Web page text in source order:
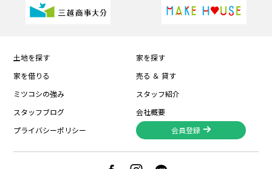
土地を探す
家を探す
家を借りる
売る ＆ 貸す
ミツコシの強み
スタッフ紹介
スタッフブログ
会社概要
プライバシーポリシー
会員登録